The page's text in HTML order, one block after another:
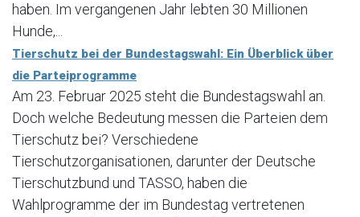
haben. Im vergangenen Jahr lebten 30 Millionen
Hunde,...
Tierschutz bei der Bundestagswahl: Ein Überblick über
die Parteiprogramme
Am 23. Februar 2025 steht die Bundestagswahl an.
Doch welche Bedeutung messen die Parteien dem
Tierschutz bei? Verschiedene
Tierschutzorganisationen, darunter der Deutsche
Tierschutzbund und TASSO, haben die
Wahlprogramme der im Bundestag vertretenen